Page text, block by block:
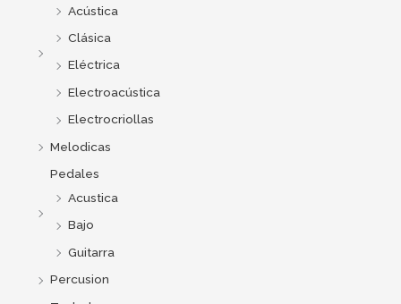
Acústica
Clásica
Eléctrica
Electroacústica
Electrocriollas
Melodicas
Pedales
Acustica
Bajo
Guitarra
Percusion